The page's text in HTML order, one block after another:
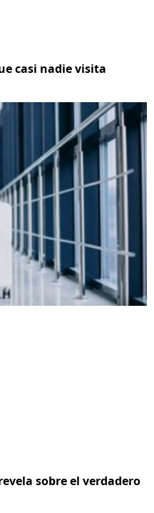
casi nadie visita
sobre el verdadero